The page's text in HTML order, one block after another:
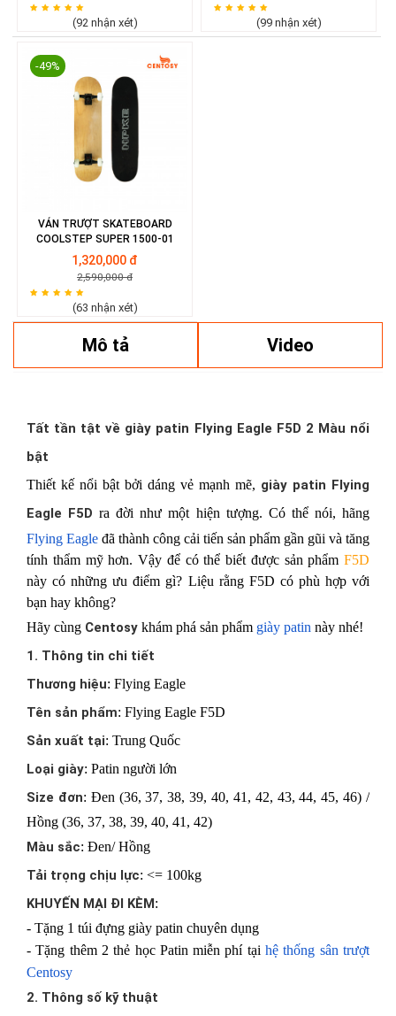
(92 nhận xét) (99 nhận xét)
-49%
VÁN TRƯỢT SKATEBOARD
COOLSTEP SUPER 1500-01
1,320,000 đ
2,590,000 đ
(63 nhận xét)
Mô tả
Tất tần tật về giày patin Flying Eagle F5D 2 Màu nổi
bật
Thiết kế nổi bật bởi dáng vẻ mạnh mẽ, giày patin Flying
Eagle F5Dra đời như một hiện tượng. Có thể nói, hãng
Flying Eagle đã thành công cải tiến sản phẩm gần gũi và tăng
tính thẩm mỹ hơn. Vậy để có thể biết được sản phẩm F5D
này có những ưu điểm gì? Liệu rằng F5D có phù hợp với
bạn hay không?
Hãy cùng Centosy khám phá sản phẩm giày patin này nhé!
1. Thông tin chi tiết
Thương hiệu: Flying Eagle
Tên sản phẩm: Flying Eagle F5D
Sản xuất tại: Trung Quốc
Loại giày: Patin người lớn
Size đơn: Đen (36, 37, 38, 39, 40, 41, 42, 43, 44, 45, 46) /
Hồng (36, 37, 38, 39, 40, 41, 42)
Màu sắc: Đen/ Hồng
Tải trọng chịu lực: <= 100kg
KHUYẾN MẠI ĐI KÈM :
- Tặng 1 túi đựng giày patin chuyên dụng
- Tặng thêm 2 thẻ học Patin miễn phí tạihệ thống sân trượt
Centosy
2. Thông số kỹ thuật
Video